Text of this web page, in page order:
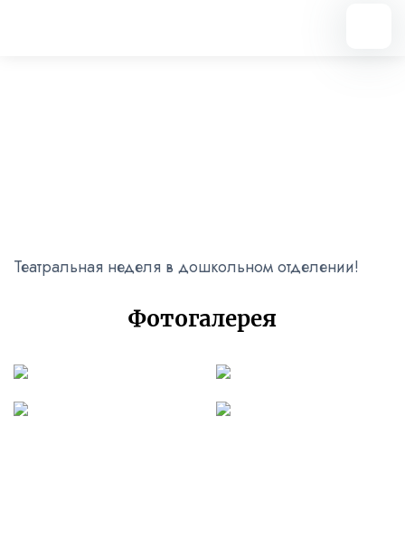
Театральная неделя в дошкольном отделении!
Фотогалерея